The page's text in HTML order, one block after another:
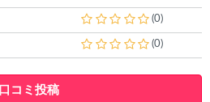
(0)
(0)
口コミ投稿